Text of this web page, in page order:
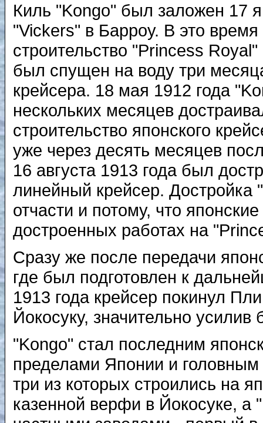
Киль "Kongo" был заложен 17
"Vickers" в Барроу. В это
строительство "Princess
был спущен на воду три
крейсера. 18 мая 1912 года
нескольких месяцев
строительство японского
уже через десять месяцев
16 августа 1913 года был
линейный крейсер. Достройка
отчасти и потому, что
достроенных работах на
Сразу же после передачи
где был подготовлен к
1913 года крейсер покинул
Йокосуку, значительно
"Kongo" стал последним
пределами Японии и
три из которых строились на
казенной верфи в Йокосуке,